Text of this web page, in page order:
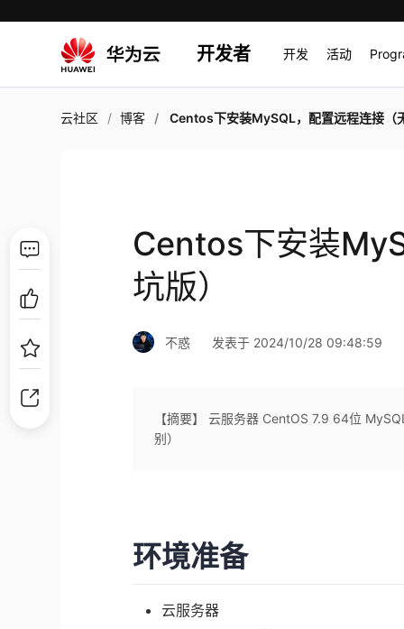
开发者 开发 活动
云社区 博客 Centos下安装MySQL，配置远程连接（无坑
Centos下安装
坑版）
不惑 发表于 2024/10/28 09:48:59
【摘要】 云服务器 CentOS 7.9 64位
别）
环境准备
云服务器